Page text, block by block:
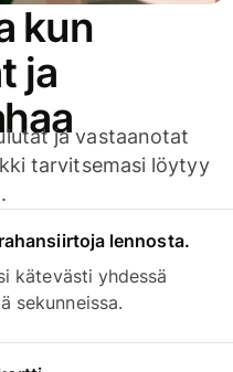
kun
ja
ja vastaanotat
tarvitsemasi löytyy
lennosta.
kätevästi yhdessä
sekunneissa.